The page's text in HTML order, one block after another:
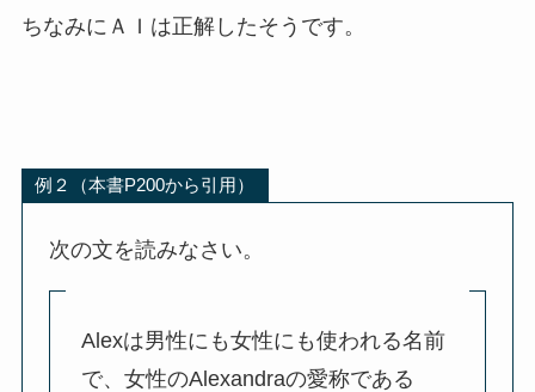
ちなみにＡＩは正解したそうです。
例２（本書P200から引用）
次の文を読みなさい。
Alexは男性にも女性にも使われる名前
で、女性のAlexandraの愛称である